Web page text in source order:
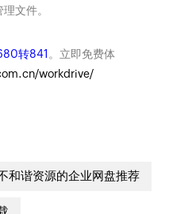
文件。
转841 。立即免费体
workdrive/
和谐资源的企业网盘推荐